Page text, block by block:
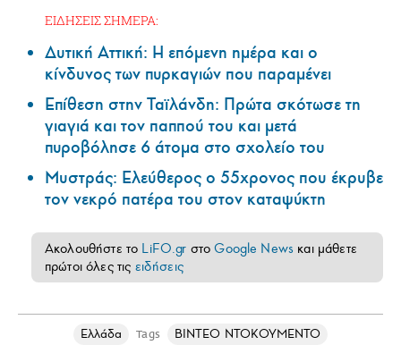
ΕΙΔΗΣΕΙΣ ΣΗΜΕΡΑ:
Δυτική Αττική: Η επόμενη ημέρα και ο
κίνδυνος των πυρκαγιών που παραμένει
Επίθεση στην Ταϊλάνδη: Πρώτα σκότωσε τη
γιαγιά και τον παππού του και μετά
πυροβόλησε 6 άτομα στο σχολείο του
Μυστράς: Ελεύθερος ο 55χρονος που έκρυβε
τον νεκρό πατέρα του στον καταψύκτη
Ακολουθήστε το LiFO.gr στοGoogle News και μάθετε
πρώτοι όλες τις ειδήσεις
Ελλάδα Tags
ΒΙΝΤΕΟ ΝΤΟΚΟΥΜΕΝΤΟ